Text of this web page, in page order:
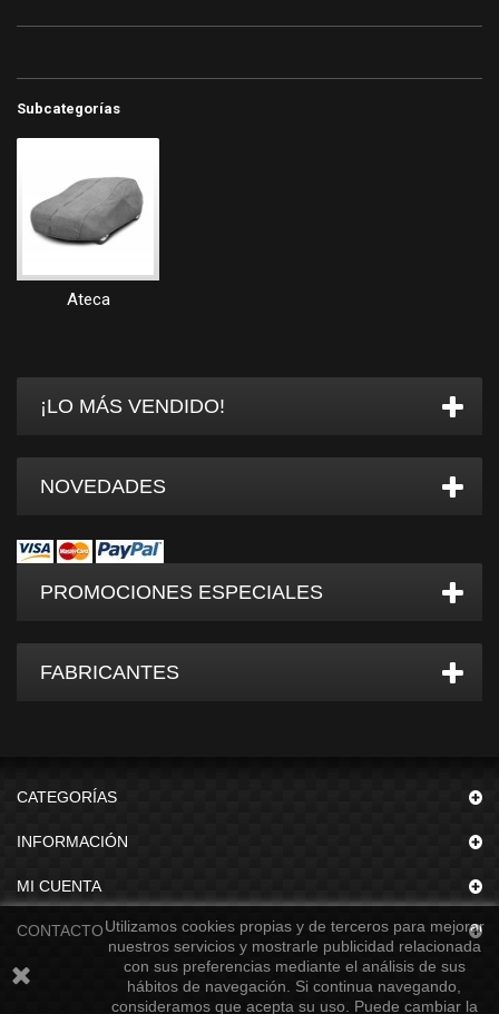
Subcategorías
Ateca
¡LO MÁS VENDIDO!
NOVEDADES
PROMOCIONES ESPECIALES
FABRICANTES
CATEGORÍAS
INFORMACIÓN
MI CUENTA
CONTACTOUtilizamos cookies propias y de terceros para mejorar
nuestros servicios y mostrarle publicidad relacionada
con sus preferencias mediante el análisis de sus
hábitos de navegación. Si continua navegando,
consideramos que acepta su uso. Puede cambiar la